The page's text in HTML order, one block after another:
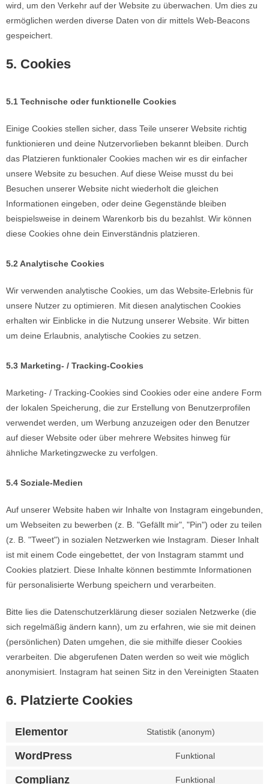
wird, um den Verkehr auf der Website zu überwachen. Um dies zu
ermöglichen werden diverse Daten von dir mittels Web-Beacons
gespeichert.
5. Cookies
5.1 Technische oder funktionelle Cookies
Einige Cookies stellen sicher, dass Teile unserer Website richtig
funktionieren und deine Nutzervorlieben bekannt bleiben. Durch
das Platzieren funktionaler Cookies machen wir es dir einfacher
unsere Website zu besuchen. Auf diese Weise musst du bei
Besuchen unserer Website nicht wiederholt die gleichen
Informationen eingeben, oder deine Gegenstände bleiben
beispielsweise in deinem Warenkorb bis du bezahlst. Wir können
diese Cookies ohne dein Einverständnis platzieren.
5.2 Analytische Cookies
Wir verwenden analytische Cookies, um das Website-Erlebnis für
unsere Nutzer zu optimieren. Mit diesen analytischen Cookies
erhalten wir Einblicke in die Nutzung unserer Website. Wir bitten
um deine Erlaubnis, analytische Cookies zu setzen.
5.3 Marketing- / Tracking-Cookies
Marketing- / Tracking-Cookies sind Cookies oder eine andere Form
der lokalen Speicherung, die zur Erstellung von Benutzerprofilen
verwendet werden, um Werbung anzuzeigen oder den Benutzer
auf dieser Website oder über mehrere Websites hinweg für
ähnliche Marketingzwecke zu verfolgen.
5.4 Soziale-Medien
Auf unserer Website haben wir Inhalte von Instagram eingebunden,
um Webseiten zu bewerben (z. B. "Gefällt mir", "Pin") oder zu teilen
(z. B. "Tweet") in sozialen Netzwerken wie Instagram. Dieser Inhalt
ist mit einem Code eingebettet, der von Instagram stammt und
Cookies platziert. Diese Inhalte können bestimmte Informationen
für personalisierte Werbung speichern und verarbeiten.
Bitte lies die Datenschutzerklärung dieser sozialen Netzwerke (die
sich regelmäßig ändern kann), um zu erfahren, wie sie mit deinen
(persönlichen) Daten umgehen, die sie mithilfe dieser Cookies
verarbeiten. Die abgerufenen Daten werden so weit wie möglich
anonymisiert. Instagram hat seinen Sitz in den Vereinigten Staaten
6. Platzierte Cookies
Elementor Statistik (anonym)
WordPress Funktional
Complianz Funktional